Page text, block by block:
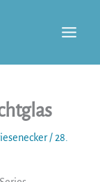
/ 28.